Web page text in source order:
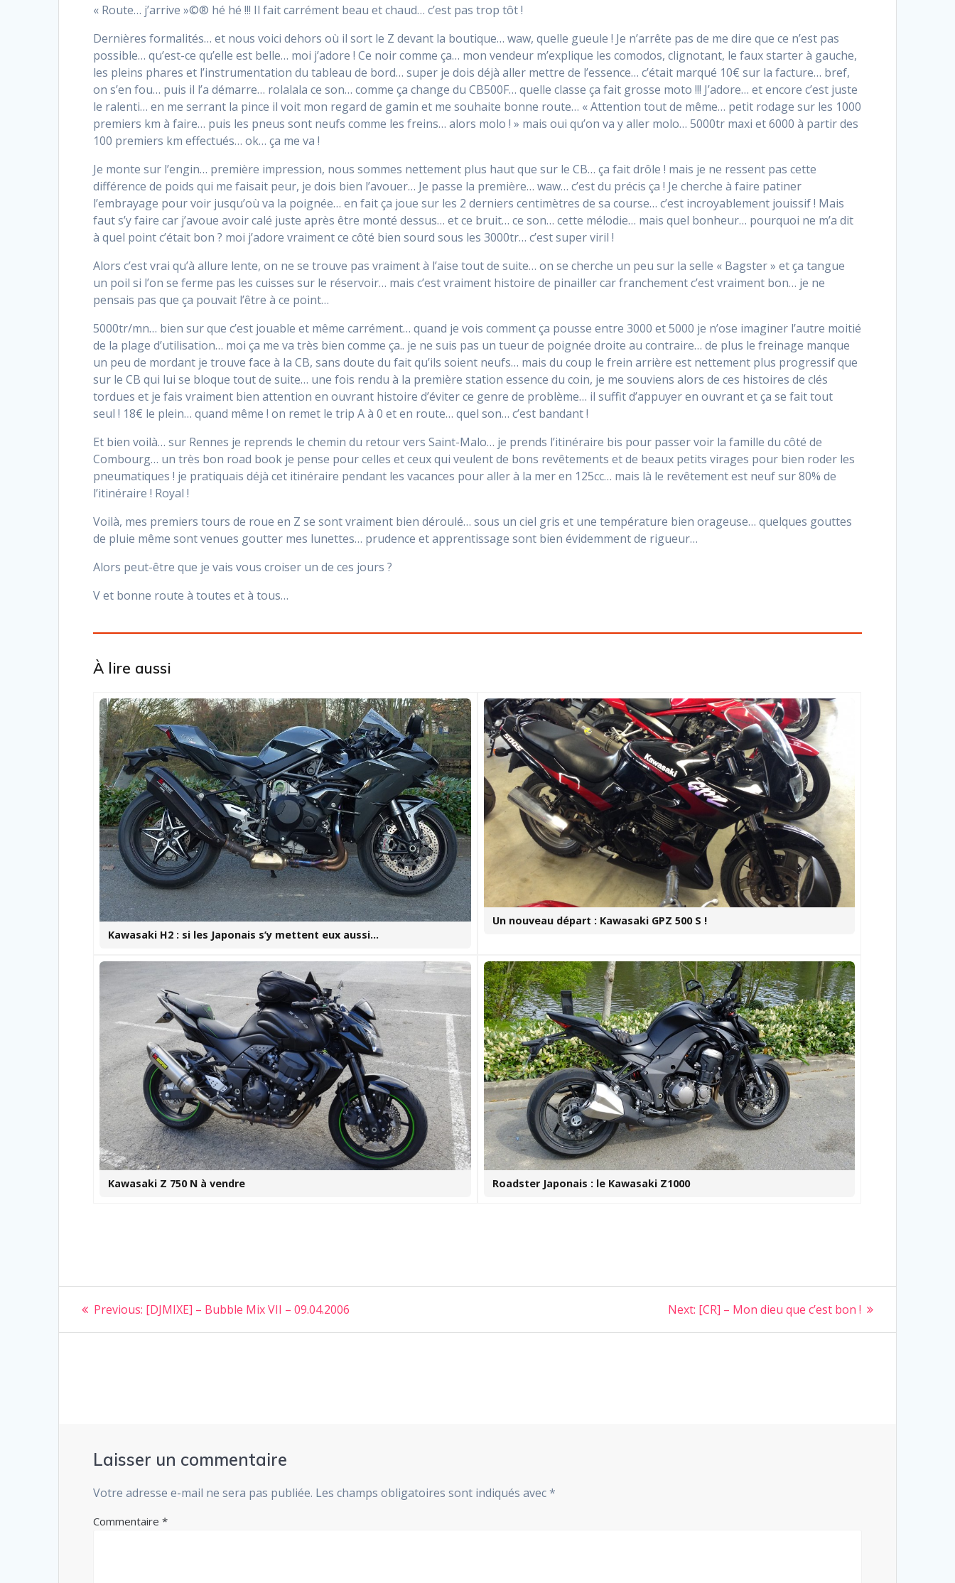
« Route… j’arrive »©® hé hé !!! Il fait carrément beau et chaud… c’est pas trop tôt !
Dernières formalités… et nous voici dehors où il sort le Z devant la boutique… waw, quelle gueule ! Je n’arrête pas de me dire que ce n’est pas
possible… qu’est-ce qu’elle est belle… moi j’adore ! Ce noir comme ça… mon vendeur m’explique les comodos, clignotant, le faux starter à gauche,
les pleins phares et l’instrumentation du tableau de bord… super je dois déjà aller mettre de l’essence… c’était marqué 10€ sur la facture… bref,
on s’en fou… puis il l’a démarre… rolalala ce son… comme ça change du CB500F… quelle classe ça fait grosse moto !!! J’adore… et encore c’est juste
le ralenti… en me serrant la pince il voit mon regard de gamin et me souhaite bonne route… « Attention tout de même… petit rodage sur les 1000
premiers km à faire… puis les pneus sont neufs comme les freins… alors molo ! » mais oui qu’on va y aller molo… 5000tr maxi et 6000 à partir des
100 premiers km effectués… ok… ça me va !
Je monte sur l’engin… première impression, nous sommes nettement plus haut que sur le CB… ça fait drôle ! mais je ne ressent pas cette
différence de poids qui me faisait peur, je dois bien l’avouer… Je passe la première… waw… c’est du précis ça ! Je cherche à faire patiner
l’embrayage pour voir jusqu’où va la poignée… en fait ça joue sur les 2 derniers centimètres de sa course… c’est incroyablement jouissif ! Mais
faut s’y faire car j’avoue avoir calé juste après être monté dessus… et ce bruit… ce son… cette mélodie… mais quel bonheur… pourquoi ne m’a dit
à quel point c’était bon ? moi j’adore vraiment ce côté bien sourd sous les 3000tr… c’est super viril !
Alors c’est vrai qu’à allure lente, on ne se trouve pas vraiment à l’aise tout de suite… on se cherche un peu sur la selle « Bagster » et ça tangue
un poil si l’on se ferme pas les cuisses sur le réservoir… mais c’est vraiment histoire de pinailler car franchement c’est vraiment bon… je ne
pensais pas que ça pouvait l’être à ce point…
5000tr/mn… bien sur que c’est jouable et même carrément… quand je vois comment ça pousse entre 3000 et 5000 je n’ose imaginer l’autre moitié
de la plage d’utilisation… moi ça me va très bien comme ça.. je ne suis pas un tueur de poignée droite au contraire… de plus le freinage manque
un peu de mordant je trouve face à la CB, sans doute du fait qu’ils soient neufs… mais du coup le frein arrière est nettement plus progressif que
sur le CB qui lui se bloque tout de suite… une fois rendu à la première station essence du coin, je me souviens alors de ces histoires de clés
tordues et je fais vraiment bien attention en ouvrant histoire d’éviter ce genre de problème… il suffit d’appuyer en ouvrant et ça se fait tout
seul ! 18€ le plein… quand même ! on remet le trip A à 0 et en route… quel son… c’est bandant !
Et bien voilà… sur Rennes je reprends le chemin du retour vers Saint-Malo… je prends l’itinéraire bis pour passer voir la famille du côté de
Combourg… un très bon road book je pense pour celles et ceux qui veulent de bons revêtements et de beaux petits virages pour bien roder les
pneumatiques ! je pratiquais déjà cet itinéraire pendant les vacances pour aller à la mer en 125cc… mais là le revêtement est neuf sur 80% de
l’itinéraire ! Royal !
Voilà, mes premiers tours de roue en Z se sont vraiment bien déroulé… sous un ciel gris et une température bien orageuse… quelques gouttes
de pluie même sont venues goutter mes lunettes… prudence et apprentissage sont bien évidemment de rigueur…
Alors peut-être que je vais vous croiser un de ces jours ?
V et bonne route à toutes et à tous…
À lire aussi
Kawasaki H2 : si les Japonais s’y mettent eux aussi…
Un nouveau départ : Kawasaki GPZ 500 S !
Kawasaki Z 750 N à vendre Roadster Japonais : le Kawasaki Z1000
Navigation
de
Previous: Previous
[DJMIXE] – Bubble Mix VII – 09.04.2006 Next: Next
[CR] – Mon dieu que c’est bon !
Laisser un commentaire
Votre adresse e-mail ne sera pas publiée. Les champs obligatoires sont indiqués avec*
Commentaire*